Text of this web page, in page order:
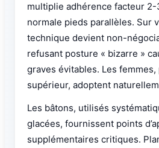
multiplie adhérence facteur
normale pieds parallèles. Sur
technique devient non-
refusant posture « bizarre »
graves évitables. Les femmes,
supérieur, adoptent
Les bâtons, utilisés
glacées, fournissent points
supplémentaires critiques.